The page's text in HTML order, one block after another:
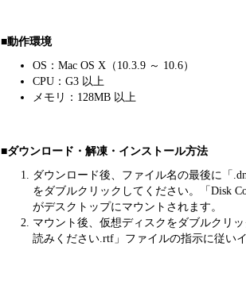
■動作環境
OS：Mac OS X（10.3.9 ～ 10.6）
CPU：G3 以上
メモリ：128MB 以上
■ダウンロード・解凍・インストール方法
ダウンロード後、ファイル名の最後に「
をダブルクリックしてください。「Disk
がデスクトップにマウントされます。
マウント後、仮想ディスクをダブルクリ
読みください.rtf」ファイルの指示に従い